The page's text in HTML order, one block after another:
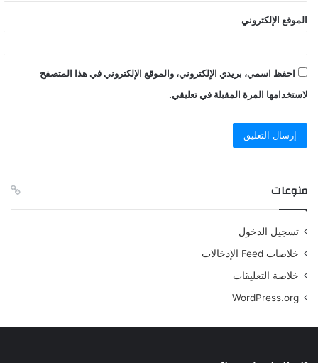
الموقع الإلكتروني
احفظ اسمي، بريدي الإلكتروني، والموقع الإلكتروني في هذا المتصفح
لاستخدامها المرة المقبلة في تعليقي.
منوعات
تسجيل الدخول
خلاصات Feed الإدخالات
خلاصة التعليقات
WordPress.org